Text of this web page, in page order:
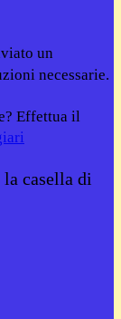
un
necessarie.
Effettua il
casella di